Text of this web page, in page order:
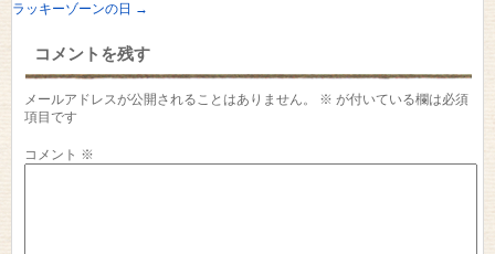
ラッキーゾーンの日 →
コメントを残す
メールアドレスが公開されることはありません。 ※ が付いている欄は必須
項目です
コメント ※